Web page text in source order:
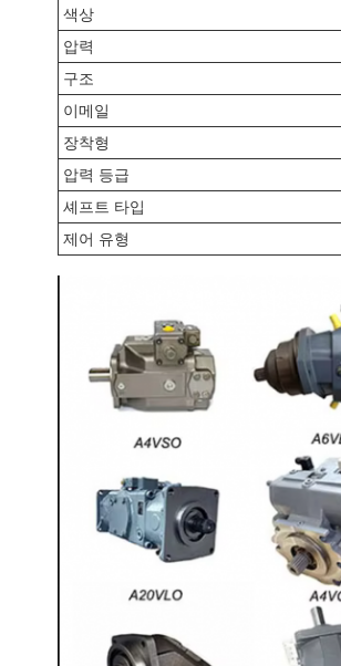
색상
압력
구조
이메일
장착형
압력 등급
셰프트 타입
제어 유형